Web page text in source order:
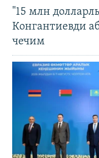
"15 млн
Конгантиевди
чечим